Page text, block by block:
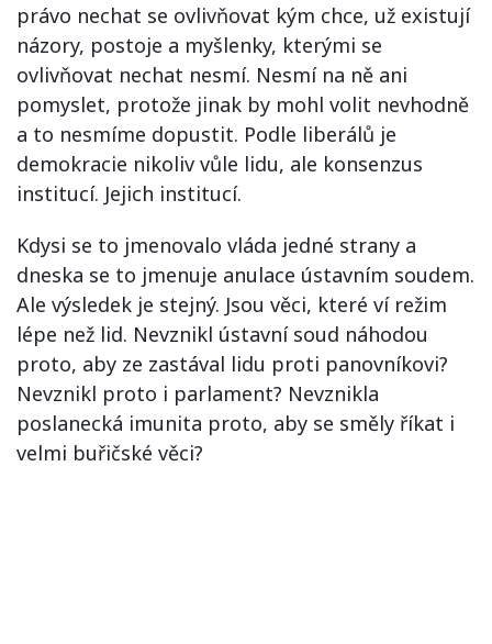
právo nechat se ovlivňovat kým chce, už existují
názory, postoje a myšlenky, kterými se
ovlivňovat nechat nesmí. Nesmí na ně ani
pomyslet, protože jinak by mohl volit nevhodně
a to nesmíme dopustit. Podle liberálů je
demokracie nikoliv vůle lidu, ale konsenzus
institucí. Jejich institucí.
Kdysi se to jmenovalo vláda jedné strany a
dneska se to jmenuje anulace ústavním soudem.
Ale výsledek je stejný. Jsou věci, které ví režim
lépe než lid. Nevznikl ústavní soud náhodou
proto, aby ze zastával lidu proti panovníkovi?
Nevznikl proto i parlament? Nevznikla
poslanecká imunita proto, aby se směly říkat i
velmi buřičské věci?